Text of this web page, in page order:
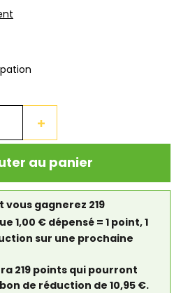
au panier
vous gagnerez 219
1,00 € dépensé = 1 point, 1
sur une prochaine
219 points qui pourront
de réduction de 10,95 €.